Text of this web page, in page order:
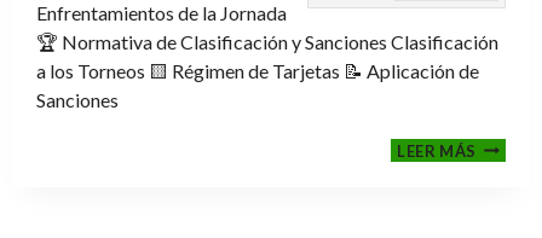
Enfrentamientos de la Jornada
🏆 Normativa de Clasificación y Sanciones Clasificación
a los Torneos 🟨 Régimen de Tarjetas 📝 Aplicación de
Sanciones
LEER MÁSFASE